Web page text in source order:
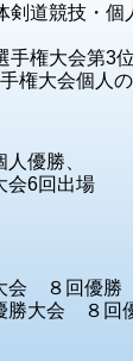
道競技・個
権大会第3位
大会個人の
優勝、
会6回出場
会 ８回優勝
勝大会 ８回